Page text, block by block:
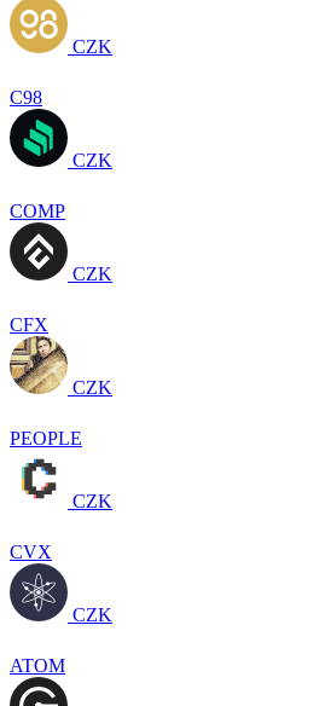
CZK
C98
CZK
COMP
CZK
CFX
CZK
PEOPLE
CZK
CVX
CZK
ATOM